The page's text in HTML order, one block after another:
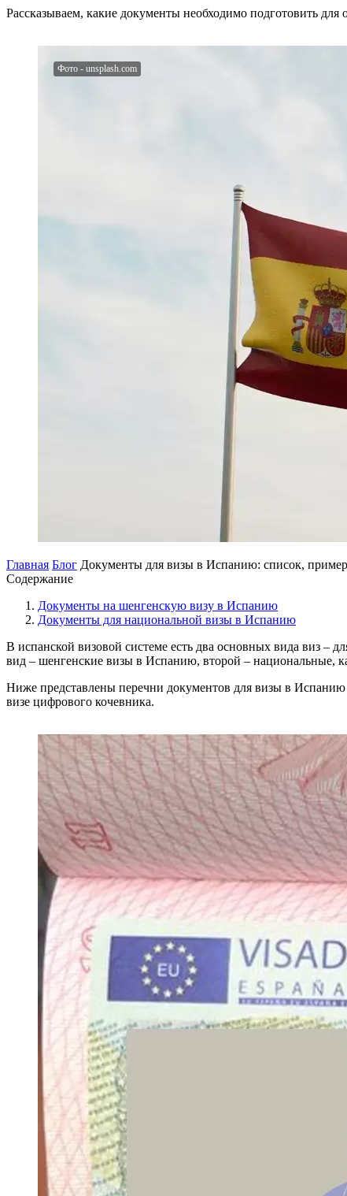
Рассказываем, какие документы необходимо подготовить
Главная Блог Документы для визы в Испанию: список,
Содержание
Документы на шенгенскую визу в Испанию
Документы для национальной визы в Испанию
В испанской визовой системе есть два основных вида виз –
вид – шенгенские визы в Испанию, второй – национальные,
Ниже представлены перечни документов для визы в Испанию
визе цифрового кочевника.